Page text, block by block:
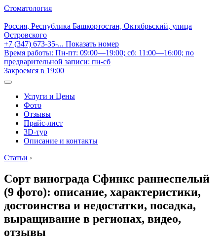
Стоматология
Россия, Республика Башкортостан, Октябрьский, улица
Островского
+7 (347) 673-35-... Показать номер
Время работы: Пн-пт: 09:00—19:00; сб: 11:00—16:00; по
предварительной записи: пн-сб
Закроемся в 19:00
Услуги и Цены
Фото
Отзывы
Прайс-лист
3D-тур
Описание и контакты
Статьи ›
Сорт винограда Сфинкс раннеспелый
(9 фото): описание, характеристики,
достоинства и недостатки, посадка,
выращивание в регионах, видео,
отзывы